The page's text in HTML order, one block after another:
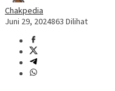
Chakpedia
Juni 29, 2024863 Dilihat